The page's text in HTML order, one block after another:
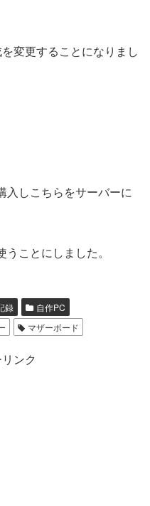
変更することになりまし
入しこちらをサーバーに
ことにしました。
録
自作PC
マザーボード
ンク